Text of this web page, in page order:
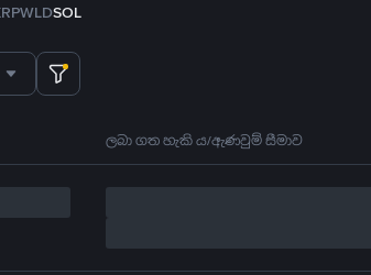
WLDSOL
ලබා ගත හැකි ය/ඇණවුම් සීමාව